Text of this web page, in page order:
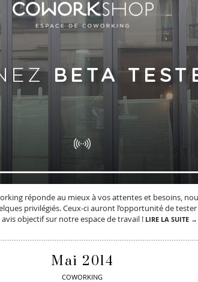
réponde au mieux à vos attentes et besoins,
privilégiés. Ceux-ci auront l’opportunité de
objectif sur notre espace de travail ! LIRE LA SUITE →
Mai 2014
COWORKING